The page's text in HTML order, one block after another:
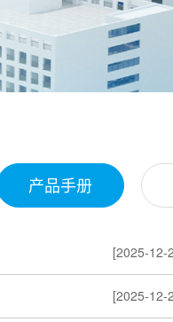
产品手册
[2025-12-
[2025-12-